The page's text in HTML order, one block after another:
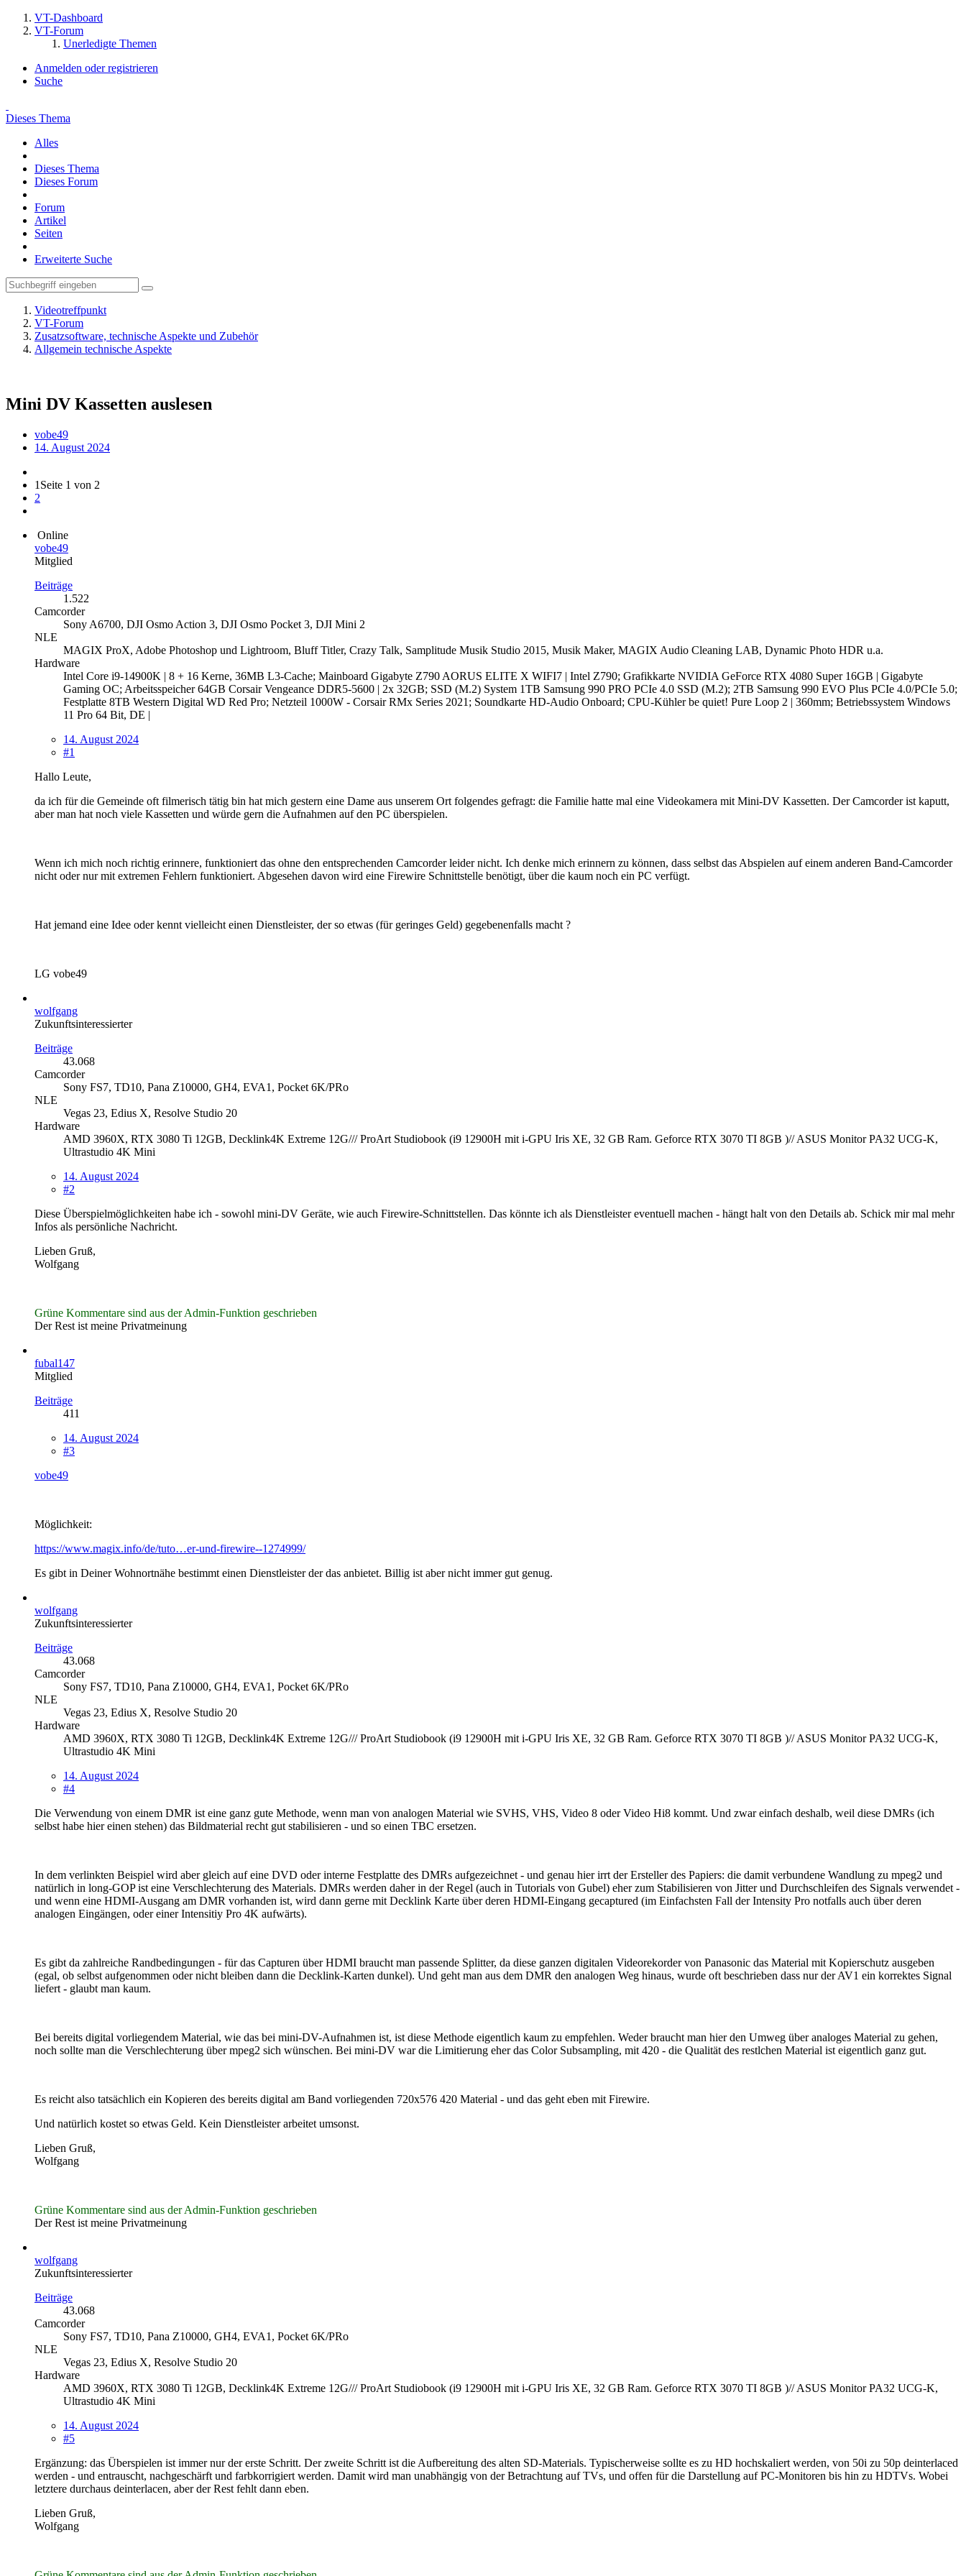
VT-Dashboard
VT-Forum
Unerledigte Themen
Anmelden oder registrieren
Suche
Dieses Thema
Alles
Dieses Thema
Dieses Forum
Forum
Artikel
Seiten
Erweiterte Suche
Videotreffpunkt
VT-Forum
Zusatzsoftware, technische Aspekte und Zubehör
Allgemein technische Aspekte
Mini DV Kassetten auslesen
vobe49
14. August 2024
1 Seite 1 von 2
2
Online
vobe49
Mitglied
Beiträge
1.522
Camcorder
Sony A6700, DJI Osmo Action 3, DJI Osmo Pocket 3, DJI Mini 2
NLE
MAGIX ProX, Adobe Photoshop und Lightroom, Bluff Titler, Crazy Talk, Samplitude Musik Studio 2015, Musik Maker, MAGIX Audio Cleaning LAB, Dynamic Photo HDR u.a.
Hardware
Intel Core i9-14900K | 8 + 16 Kerne, 36MB L3-Cache; Mainboard Gigabyte Z790 AORUS ELITE X WIFI7 | Intel Z790; Grafikkarte NVIDIA GeForce RTX 4080 Super 16GB | Gigabyte
Gaming OC; Arbeitsspeicher 64GB Corsair Vengeance DDR5-5600 | 2x 32GB; SSD (M.2) System 1TB Samsung 990 PRO PCIe 4.0 SSD (M.2); 2TB Samsung 990 EVO Plus PCIe 4.0/PCIe 5.0;
Festplatte 8TB Western Digital WD Red Pro; Netzteil 1000W - Corsair RMx Series 2021; Soundkarte HD-Audio Onboard; CPU-Kühler be quiet! Pure Loop 2 | 360mm; Betriebssystem Windows
11 Pro 64 Bit, DE |
14. August 2024
#1
Hallo Leute,
da ich für die Gemeinde oft filmerisch tätig bin hat mich gestern eine Dame aus unserem Ort folgendes gefragt: die Familie hatte mal eine Videokamera mit Mini-DV Kassetten. Der Camcorder ist kaputt,
aber man hat noch viele Kassetten und würde gern die Aufnahmen auf den PC überspielen.
Wenn ich mich noch richtig erinnere, funktioniert das ohne den entsprechenden Camcorder leider nicht. Ich denke mich erinnern zu können, dass selbst das Abspielen auf einem anderen Band-Camcorder
nicht oder nur mit extremen Fehlern funktioniert. Abgesehen davon wird eine Firewire Schnittstelle benötigt, über die kaum noch ein PC verfügt.
Hat jemand eine Idee oder kennt vielleicht einen Dienstleister, der so etwas (für geringes Geld) gegebenenfalls macht ?
LG vobe49
wolfgang
Zukunftsinteressierter
Beiträge
43.068
Camcorder
Sony FS7, TD10, Pana Z10000, GH4, EVA1, Pocket 6K/PRo
NLE
Vegas 23, Edius X, Resolve Studio 20
Hardware
AMD 3960X, RTX 3080 Ti 12GB, Decklink4K Extreme 12G/// ProArt Studiobook (i9 12900H mit i-GPU Iris XE, 32 GB Ram. Geforce RTX 3070 TI 8GB )// ASUS Monitor PA32 UCG-K,
Ultrastudio 4K Mini
14. August 2024
#2
Diese Überspielmöglichkeiten habe ich - sowohl mini-DV Geräte, wie auch Firewire-Schnittstellen. Das könnte ich als Dienstleister eventuell machen - hängt halt von den Details ab. Schick mir mal mehr
Infos als persönliche Nachricht.
Lieben Gruß,
Wolfgang
Grüne Kommentare sind aus der Admin-Funktion geschrieben
Der Rest ist meine Privatmeinung
fubal147
Mitglied
Beiträge
411
14. August 2024
#3
vobe49
Möglichkeit:
https://www.magix.info/de/tuto…er-und-firewire--1274999/
Es gibt in Deiner Wohnortnähe bestimmt einen Dienstleister der das anbietet. Billig ist aber nicht immer gut genug.
wolfgang
Zukunftsinteressierter
Beiträge
43.068
Camcorder
Sony FS7, TD10, Pana Z10000, GH4, EVA1, Pocket 6K/PRo
NLE
Vegas 23, Edius X, Resolve Studio 20
Hardware
AMD 3960X, RTX 3080 Ti 12GB, Decklink4K Extreme 12G/// ProArt Studiobook (i9 12900H mit i-GPU Iris XE, 32 GB Ram. Geforce RTX 3070 TI 8GB )// ASUS Monitor PA32 UCG-K,
Ultrastudio 4K Mini
14. August 2024
#4
Die Verwendung von einem DMR ist eine ganz gute Methode, wenn man von analogen Material wie SVHS, VHS, Video 8 oder Video Hi8 kommt. Und zwar einfach deshalb, weil diese DMRs (ich
selbst habe hier einen stehen) das Bildmaterial recht gut stabilisieren - und so einen TBC ersetzen.
In dem verlinkten Beispiel wird aber gleich auf eine DVD oder interne Festplatte des DMRs aufgezeichnet - und genau hier irrt der Ersteller des Papiers: die damit verbundene Wandlung zu mpeg2 und
natürlich in long-GOP ist eine Verschlechterung des Materials. DMRs werden daher in der Regel (auch in Tutorials von Gubel) eher zum Stabilisieren von Jitter und Durchschleifen des Signals verwendet -
und wenn eine HDMI-Ausgang am DMR vorhanden ist, wird dann gerne mit Decklink Karte über deren HDMI-Eingang gecaptured (im Einfachsten Fall der Intensity Pro notfalls auch über deren
analogen Eingängen, oder einer Intensitiy Pro 4K aufwärts).
Es gibt da zahlreiche Randbedingungen - für das Capturen über HDMI braucht man passende Splitter, da diese ganzen digitalen Videorekorder von Panasonic das Material mit Kopierschutz ausgeben
(egal, ob selbst aufgenommen oder nicht bleiben dann die Decklink-Karten dunkel). Und geht man aus dem DMR den analogen Weg hinaus, wurde oft beschrieben dass nur der AV1 ein korrektes Signal
liefert - glaubt man kaum.
Bei bereits digital vorliegendem Material, wie das bei mini-DV-Aufnahmen ist, ist diese Methode eigentlich kaum zu empfehlen. Weder braucht man hier den Umweg über analoges Material zu gehen,
noch sollte man die Verschlechterung über mpeg2 sich wünschen. Bei mini-DV war die Limitierung eher das Color Subsampling, mit 420 - die Qualität des restlchen Material ist eigentlich ganz gut.
Es reicht also tatsächlich ein Kopieren des bereits digital am Band vorliegenden 720x576 420 Material - und das geht eben mit Firewire.
Und natürlich kostet so etwas Geld. Kein Dienstleister arbeitet umsonst.
Lieben Gruß,
Wolfgang
Grüne Kommentare sind aus der Admin-Funktion geschrieben
Der Rest ist meine Privatmeinung
wolfgang
Zukunftsinteressierter
Beiträge
43.068
Camcorder
Sony FS7, TD10, Pana Z10000, GH4, EVA1, Pocket 6K/PRo
NLE
Vegas 23, Edius X, Resolve Studio 20
Hardware
AMD 3960X, RTX 3080 Ti 12GB, Decklink4K Extreme 12G/// ProArt Studiobook (i9 12900H mit i-GPU Iris XE, 32 GB Ram. Geforce RTX 3070 TI 8GB )// ASUS Monitor PA32 UCG-K,
Ultrastudio 4K Mini
14. August 2024
#5
Ergänzung: das Überspielen ist immer nur der erste Schritt. Der zweite Schritt ist die Aufbereitung des alten SD-Materials. Typischerweise sollte es zu HD hochskaliert werden, von 50i zu 50p deinterlaced
werden - und entrauscht, nachgeschärft und farbkorrigiert werden. Damit wird man unabhängig von der Betrachtung auf TVs, und offen für die Darstellung auf PC-Monitoren bis hin zu HDTVs. Wobei
letztere durchaus deinterlacen, aber der Rest fehlt dann eben.
Lieben Gruß,
Wolfgang